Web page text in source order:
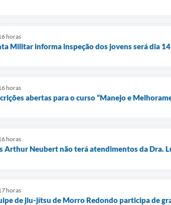
horas
Militar informa inspeção dos jovens será dia
horas
abertas para o curso “Manejo e
horas
Arthur Neubert não terá atendimentos da Dra.
horas
de jiu-jítsu de Morro Redondo participa de